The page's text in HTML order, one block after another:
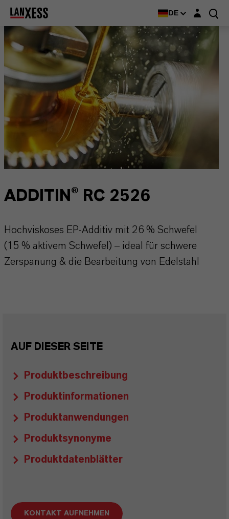
DE Login-Maske
ADDITIN® RC 2526
Hochviskoses EP‑Additiv mit 26 % Schwefel
(15 % aktivem Schwefel) – ideal für schwere
Zerspanung & die Bearbeitung von Edelstahl
AUF DIESER SEITE
Produktbeschreibung
Produktinformationen
Produktanwendungen
Produktsynonyme
Produktdatenblätter
KONTAKT AUFNEHMEN